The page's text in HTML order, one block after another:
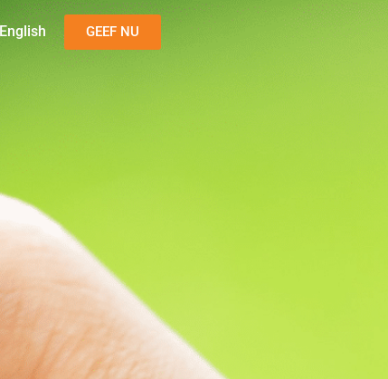
English GEEF NU